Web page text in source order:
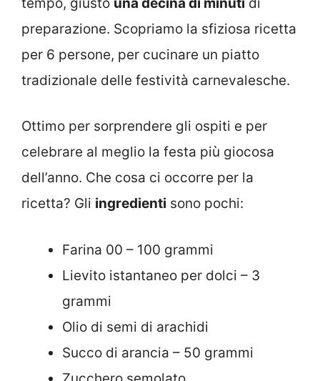
preparazione. Scopriamo la sfiziosa ricetta
per 6 persone, per cucinare un piatto
tradizionale delle festività carnevalesche.
Ottimo per sorprendere gli ospiti e per
celebrare al meglio la festa più giocosa
dell’anno. Che cosa ci occorre per la
ricetta? Gli ingredienti sono pochi:
Farina 00 – 100 grammi
Lievito istantaneo per dolci – 3
grammi
Olio di semi di arachidi
Succo di arancia – 50 grammi